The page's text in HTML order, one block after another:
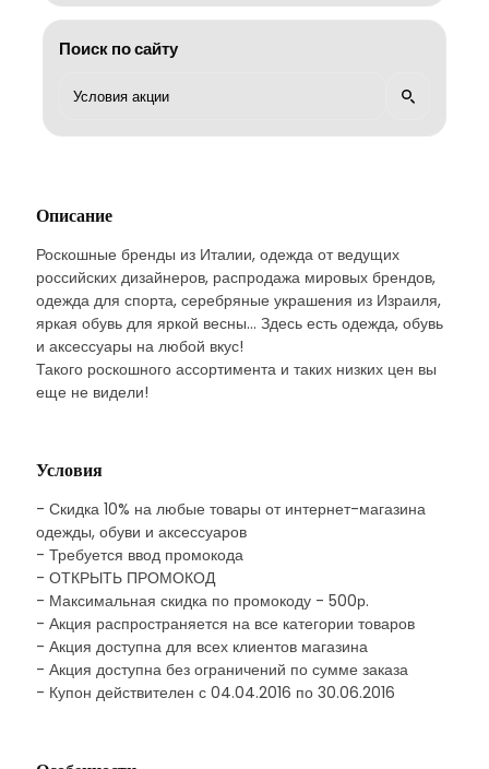
Поиск по сайту
Описание
Роскошные бренды из Италии, одежда от ведущих
российских дизайнеров, распродажа мировых брендов,
одежда для спорта, серебряные украшения из Израиля,
яркая обувь для яркой весны... Здесь есть одежда, обувь
и аксессуары на любой вкус!
Такого роскошного ассортимента и таких низких цен вы
еще не видели!
Условия
- Скидка 10% на любые товары от интернет-магазина
одежды, обуви и аксессуаров
- Требуется ввод промокода
- ОТКРЫТЬ ПРОМОКОД
- Максимальная скидка по промокоду - 500р.
- Акция распространяется на все категории товаров
- Акция доступна для всех клиентов магазина
- Акция доступна без ограничений по сумме заказа
- Купон действителен с 04.04.2016 по 30.06.2016